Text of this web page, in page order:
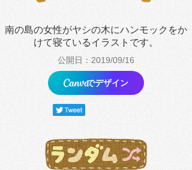
南の島の女性がヤシの木にハンモックをか
けて寝ているイラストです。
公開日：2019/09/16
でデザイン